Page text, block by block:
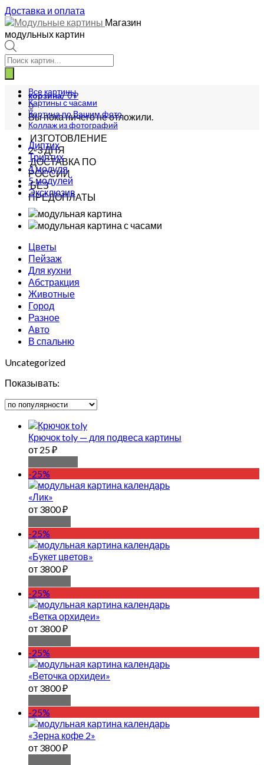
Доставка и оплата
Магазин
модульных картин
Поиск
товаров
корзина/0₽
0
Вы пока ничего не отложили.
ИЗГОТОВЛЕНИЕ
2-3 ДНЯ
ДОСТАВКА ПО
РОССИИ
БЕЗ
ПРЕДОПЛАТЫ
Все картины
Картины с часами
Картина по Вашим фото
Коллаж из фотографий
Диптих
Триптих
4 модуля
5 модулей
Эксклюзив
Цветы
Пейзаж
Для кухни
Абстракция
Животные
Город
Разное
Авто
В спальню
Uncategorized
Показывать:
Крючок toly — для подвеса картины
от 25 ₽
-25%
«Лик»
от 3800 ₽
-25%
«Букет цветов»
от 3800 ₽
-25%
«Ветка орхидеи»
от 3800 ₽
-25%
«Веточка орхидеи»
от 3800 ₽
-25%
«Зерна кофе 2»
от 3800 ₽